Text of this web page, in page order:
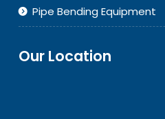
Pipe Bending Equipment
Our Location